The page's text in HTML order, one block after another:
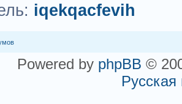
iqekqacfevih
Powered by phpBB ©